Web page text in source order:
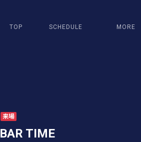
TOP SCHEDULE MORE
来場
BAR TIME